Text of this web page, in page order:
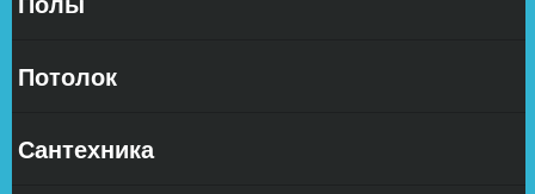
Потолок
Сантехника